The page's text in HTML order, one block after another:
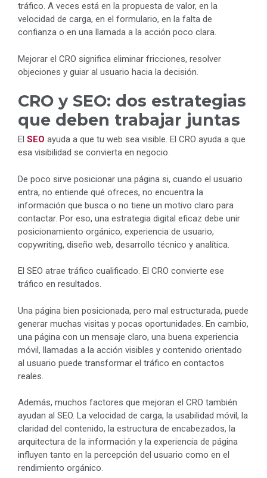
tráfico. A veces está en la propuesta de valor, en la
velocidad de carga, en el formulario, en la falta de
confianza o en una llamada a la acción poco clara.
Mejorar el CRO significa eliminar fricciones, resolver
objeciones y guiar al usuario hacia la decisión.
CRO y SEO: dos estrategias
que deben trabajar juntas
El SEO ayuda a que tu web sea visible. El CRO ayuda a que
esa visibilidad se convierta en negocio.
De poco sirve posicionar una página si, cuando el usuario
entra, no entiende qué ofreces, no encuentra la
información que busca o no tiene un motivo claro para
contactar. Por eso, una estrategia digital eficaz debe unir
posicionamiento orgánico, experiencia de usuario,
copywriting, diseño web, desarrollo técnico y analítica.
El SEO atrae tráfico cualificado. El CRO convierte ese
tráfico en resultados.
Una página bien posicionada, pero mal estructurada, puede
generar muchas visitas y pocas oportunidades. En cambio,
una página con un mensaje claro, una buena experiencia
móvil, llamadas a la acción visibles y contenido orientado
al usuario puede transformar el tráfico en contactos
reales.
Además, muchos factores que mejoran el CRO también
ayudan al SEO. La velocidad de carga, la usabilidad móvil, la
claridad del contenido, la estructura de encabezados, la
arquitectura de la información y la experiencia de página
influyen tanto en la percepción del usuario como en el
rendimiento orgánico.